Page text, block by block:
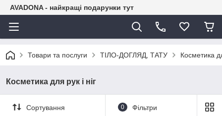
AVADONA - найкращі подарунки тут
Товари та послуги ТІЛО-ДОГЛЯД, ТАТУ Косметика
Косметика для рук і ніг
Сортування 0 Фільтри